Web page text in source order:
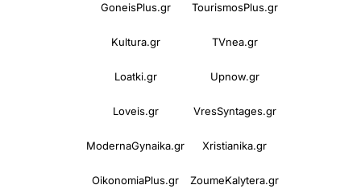
GoneisPlus.gr TourismosPlus.gr
Kultura.gr TVnea.gr
Loatki.gr Upnow.gr
Loveis.gr VresSyntages.gr
ModernaGynaika.gr Xristianika.gr
OikonomiaPlus.gr ZoumeKalytera.gr